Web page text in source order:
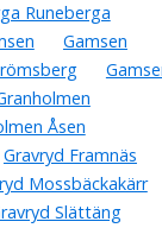
Runeberga
Gamsen
Åsen
Gravryd Framnäs
Mossbäckakärr
Slättäng